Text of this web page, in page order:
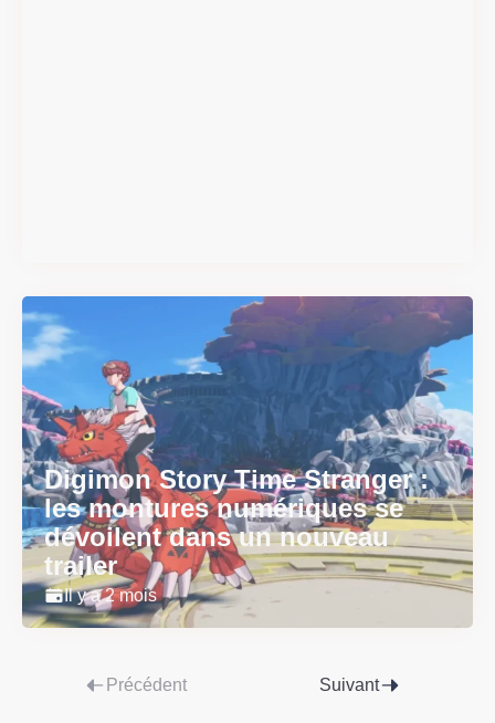
Digimon Story Time Stranger :
les montures numériques se
dévoilent dans un nouveau
trailer
Il y a 2 mois
Précédent Suivant